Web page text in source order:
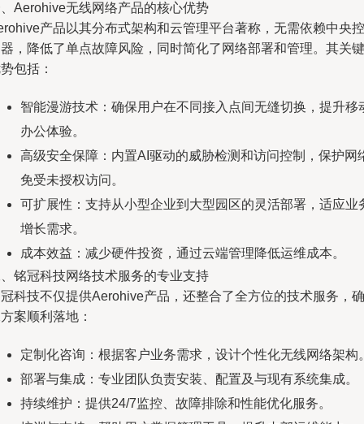
Aerohive无线网络产品的核心优势
产品以其分布式架构和云管理平台著称，无需依赖中央控
，降低了单点故障风险，同时简化了网络部署和管理。其关键
包括：
智能漫游技术：确保用户在不同接入点间无缝切换，提升移
办公体验。
高级安全保障：内置AI驱动的威胁检测和访问控制，保护网
免受未授权访问。
可扩展性：支持从小型企业到大型园区的灵活部署，适应业
增长需求。
成本效益：减少硬件投资，通过云端管理降低运维成本。
铭冠科技网络技术服务的专业支持
科技不仅提供Aerohive产品，还整合了全方位的技术服务，确
案顺利落地：
定制化咨询：根据客户业务需求，设计个性化无线网络架构
部署与集成：专业团队负责安装、配置及与现有系统集成。
持续维护：提供24/7监控、故障排除和性能优化服务。